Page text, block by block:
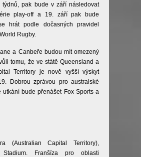
týdnů, pak bude v září následovat
play-off a 19. září pak bude
hrát podle dočasných pravidel
Rugby.
a Canbeře budou mít omezený
tomu, že ve státě Queensland a
Territory je nově vyšší výskyt
Dobrou zprávou pro australské
utkání bude přenášet Fox Sports a
(Australian Capital Territory),
Franšíza pro oblasti